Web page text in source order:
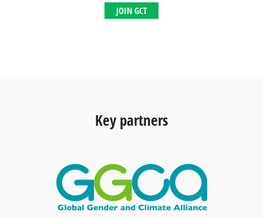
JOIN GCT
Key partners